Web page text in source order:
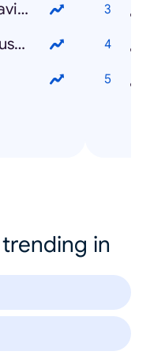
Síntomas del coronavirus
Casos de coronavirus en Colombia
in